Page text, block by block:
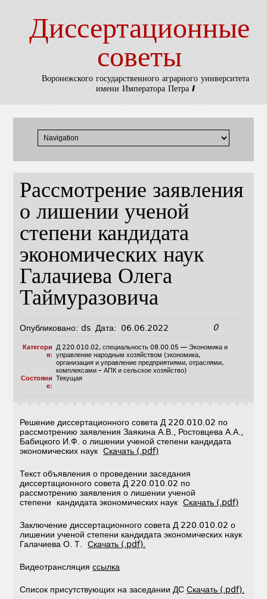
Диссертационные
советы
Воронежского государственного аграрного университета
имени Императора Петра I
Рассмотрение заявления
о лишении ученой
степени кандидата
экономических наук
Галачиева Олега
Таймуразовича
Опубликовано: ds Дата: 06.06.2022 0
Категори
я:
Д 220.010.02, специальность 08.00.05 — Экономика и
управление народным хозяйством (экономика,
организация и управление предприятиями, отраслями,
комплексами – АПК и сельское хозяйство)
Состояни
е:
Текущая
Решение диссертационного совета Д 220.010.02 по
рассмотрению заявления Заякина А.В., Ростовцева А.А.,
Бабицкого И.Ф. о лишении ученой степени кандидата
экономических наукСкачать (.pdf)
Текст объявления о проведении заседания
диссертационного совета Д 220.010.02 по
рассмотрению заявления о лишении ученой
степени кандидата экономических наукСкачать (.pdf)
Заключение диссертационного совета Д 220.010.02 о
лишении ученой степени кандидата экономических наук
Галачиева О. Т.Скачать (.pdf).
Видеотрансляцияссылка
Список присутствующих на заседании ДССкачать (.pdf).